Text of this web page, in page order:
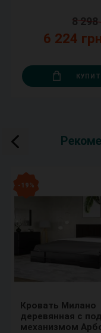
6 224
8 298
- 19 %
Кровать Милано
деревянная с
механизмом